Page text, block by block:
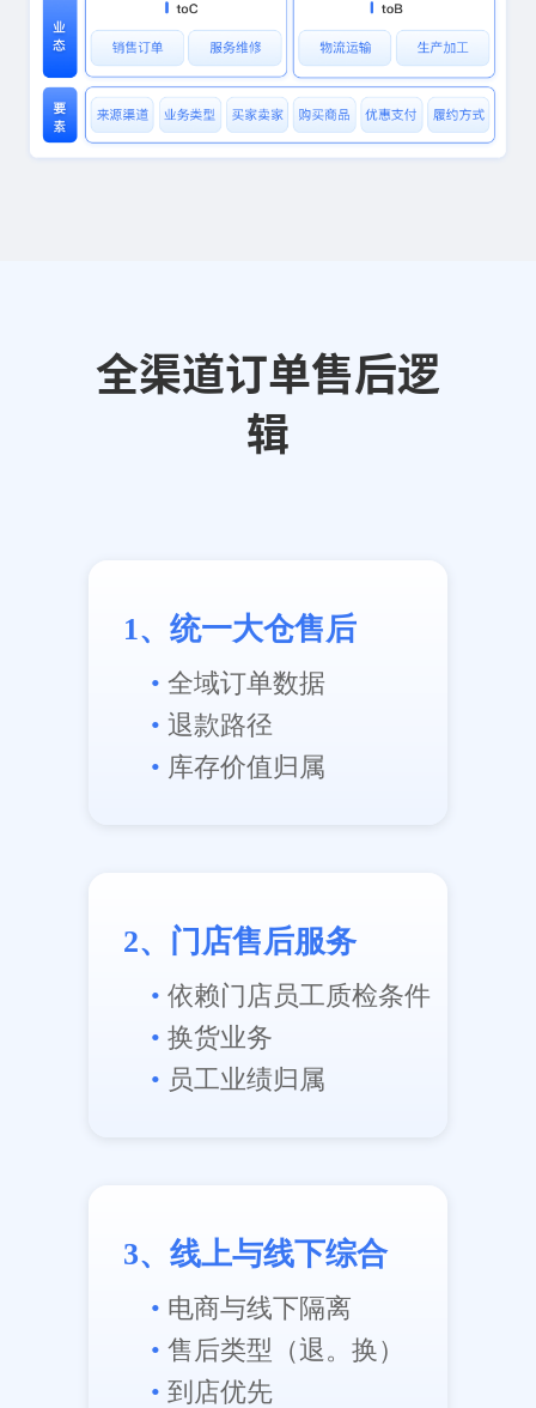
全渠道订单售后逻
辑
1、统一大仓售后
• 全域订单数据
• 退款路径
• 库存价值归属
2、门店售后服务
• 依赖门店员工质检条件
• 换货业务
• 员工业绩归属
3、线上与线下综合
• 电商与线下隔离
• 售后类型（退。换）
• 到店优先